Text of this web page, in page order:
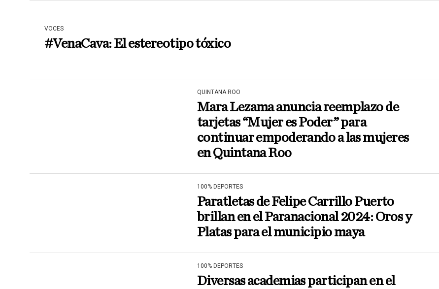
VOCES
#VenaCava: El estereotipo tóxico
QUINTANA ROO
Mara Lezama anuncia reemplazo de
tarjetas “Mujer es Poder” para
continuar empoderando a las mujeres
en Quintana Roo
100% DEPORTES
Paratletas de Felipe Carrillo Puerto
brillan en el Paranacional 2024: Oros y
Platas para el municipio maya
100% DEPORTES
Diversas academias participan en el